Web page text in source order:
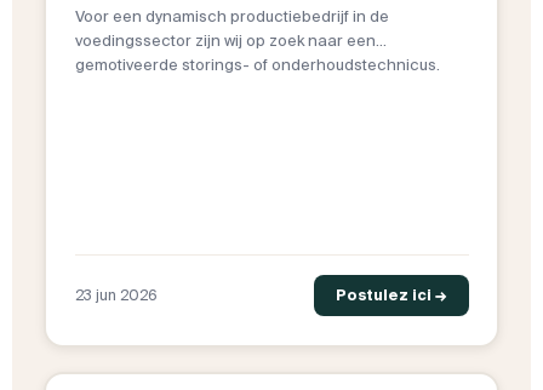
Voor een dynamisch productiebedrijf in de
voedingssector zijn wij op zoek naar een
gemotiveerde storings- of onderhoudstechnicus.
23 jun 2026 Postulez ici →